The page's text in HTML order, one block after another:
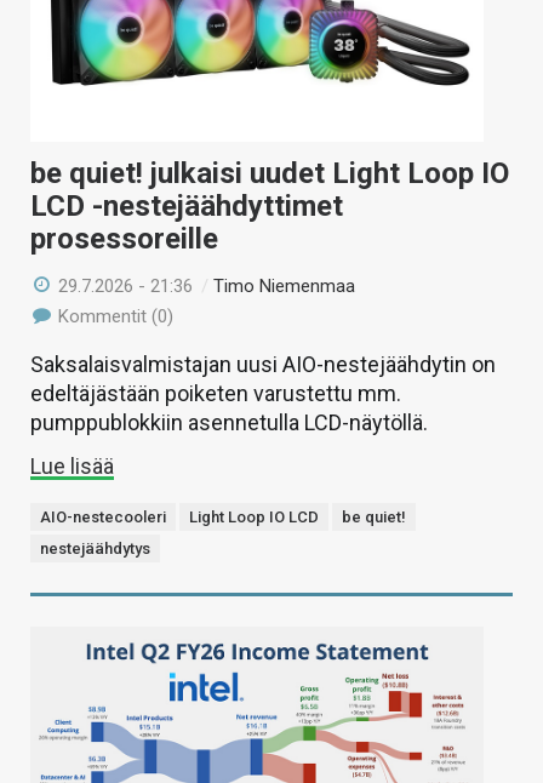
be quiet! julkaisi uudet Light Loop IO
LCD -nestejäähdyttimet
prosessoreille
29.7.2026 - 21:36 /Timo Niemenmaa
Kommentit (0)
Saksalaisvalmistajan uusi AIO-nestejäähdytin on
edeltäjästään poiketen varustettu mm.
pumppublokkiin asennetulla LCD-näytöllä.
Lue lisää
AIO-nestecooleri Light Loop IO LCD
be quiet!
nestejäähdytys